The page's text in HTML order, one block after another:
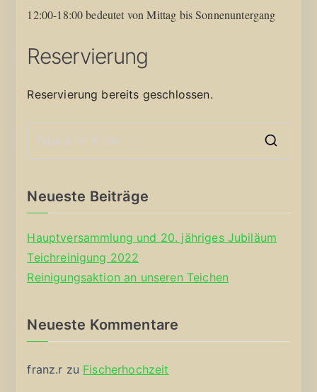
12:00-18:00 bedeutet von Mittag bis Sonnenuntergang
Reservierung
Reservierung bereits geschlossen.
Neueste Beiträge
Hauptversammlung und 20. jähriges Jubiläum
Teichreinigung 2022
Reinigungsaktion an unseren Teichen
Neueste Kommentare
franz.r zu Fischerhochzeit